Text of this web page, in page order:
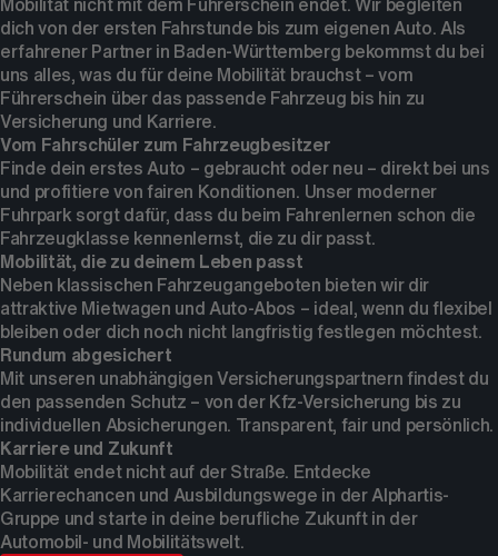
dich von der ersten Fahrstunde bis zum eigenen Auto. Als
erfahrener Partner in Baden-Württemberg bekommst du bei
uns alles, was du für deine Mobilität brauchst – vom
Führerschein über das passende Fahrzeug bis hin zu
Versicherung und Karriere.
Vom Fahrschüler zum Fahrzeugbesitzer
Finde dein erstes Auto – gebraucht oder neu – direkt bei uns
und profitiere von fairen Konditionen. Unser moderner
Fuhrpark sorgt dafür, dass du beim Fahrenlernen schon die
Fahrzeugklasse kennenlernst, die zu dir passt.
Mobilität, die zu deinem Leben passt
Neben klassischen Fahrzeugangeboten bieten wir dir
attraktive Mietwagen und Auto-Abos – ideal, wenn du flexibel
bleiben oder dich noch nicht langfristig festlegen möchtest.
Rundum abgesichert
Mit unseren unabhängigen Versicherungspartnern findest du
den passenden Schutz – von der Kfz-Versicherung bis zu
individuellen Absicherungen. Transparent, fair und persönlich.
Karriere und Zukunft
Mobilität endet nicht auf der Straße. Entdecke
Karrierechancen und Ausbildungswege in der Alphartis-
Gruppe und starte in deine berufliche Zukunft in der
Automobil- und Mobilitätswelt.